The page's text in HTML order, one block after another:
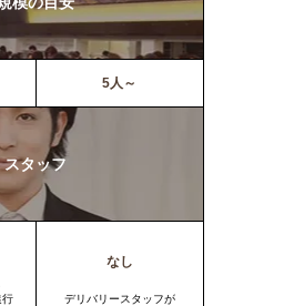
5人～
スタッフ
行
なし
デリバリースタッフが